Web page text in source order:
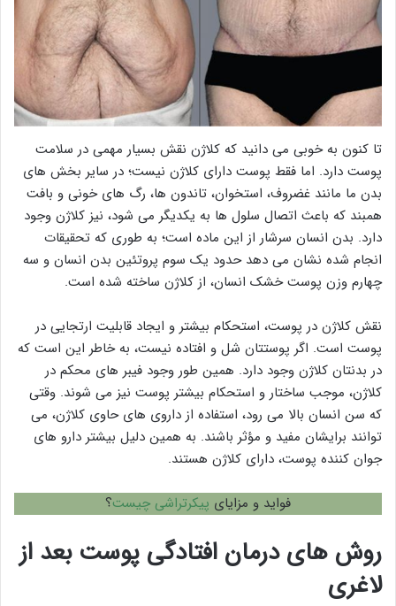
تا کنون به خوبی می دانید که کلاژن نقش بسیار مهمی در سلامت
پوست دارد. اما فقط پوست دارای کلاژن نیست؛ در سایر بخش های
بدن ما مانند غضروف، استخوان، تاندون ها، رگ های خونی و بافت
همبند که باعث اتصال سلول ها به یکدیگر می شود، نیز کلاژن وجود
دارد. بدن انسان سرشار از این ماده است؛ به طوری که تحقیقات
انجام شده نشان می دهد حدود یک سوم پروتئین بدن انسان و سه
چهارم وزن پوست خشک انسان، از کلاژن ساخته شده است.
نقش کلاژن در پوست، استحکام بیشتر و ایجاد قابلیت ارتجایی در
پوست است. اگر پوستتان شل و افتاده نیست، به خاطر این است که
در بدنتان کلاژن وجود دارد. همین طور وجود فیبر های محکم در
کلاژن، موجب ساختار و استحکام بیشتر پوست نیز می شوند. وقتی
که سن انسان بالا می رود، استفاده از داروی های حاوی کلاژن، می
توانند برایشان مفید و مؤثر باشند. به همین دلیل بیشتر دارو های
جوان کننده پوست، دارای کلاژن هستند.
فواید و مزایای پیکرتراشی چیست؟
روش های درمان افتادگی پوست بعد از
لاغری